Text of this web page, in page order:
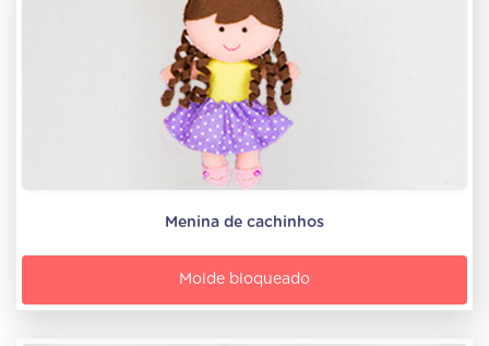
Menina de cachinhos
Molde bloqueado